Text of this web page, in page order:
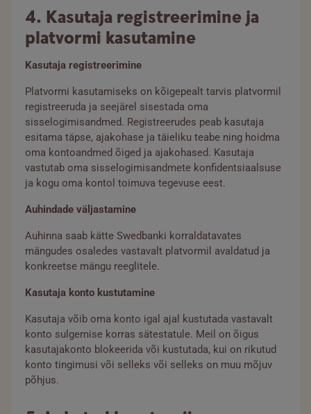
4. Kasutaja registreerimine ja
platvormi kasutamine
Kasutaja registreerimine
Platvormi kasutamiseks on kõigepealt tarvis platvormil
registreeruda ja seejärel sisestada oma
sisselogimisandmed. Registreerudes peab kasutaja
esitama täpse, ajakohase ja täieliku teabe ning hoidma
oma kontoandmed õiged ja ajakohased. Kasutaja
vastutab oma sisselogimisandmete konfidentsiaalsuse
ja kogu oma kontol toimuva tegevuse eest.
Auhindade väljastamine
Auhinna saab kätte Swedbanki korraldatavates
mängudes osaledes vastavalt platvormil avaldatud ja
konkreetse mängu reeglitele.
Kasutaja konto kustutamine
Kasutaja võib oma konto igal ajal kustutada vastavalt
konto sulgemise korras sätestatule. Meil on õigus
kasutajakonto blokeerida või kustutada, kui on rikutud
konto tingimusi või selleks või selleks on muu mõjuv
põhjus.